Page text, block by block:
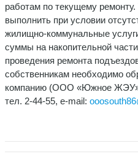
работам по текущему
выполнить при условии
жилищно-коммунальные
суммы на накопительной
проведения ремонта
собственникам необходимо
компанию (ООО «Южное ЖЭУ»,
тел. 2-44-55, e-mail: